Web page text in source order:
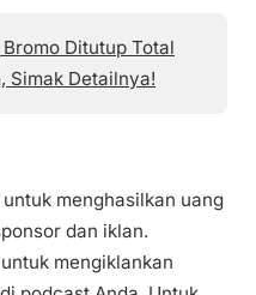
Ditutup Total
Simak Detailnya!
menghasilkan uang
dan iklan.
mengiklankan